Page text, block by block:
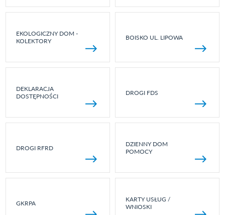
EKOLOGICZNY DOM -
KOLEKTORY
BOISKO UL. LIPOWA
DEKLARACJA
DOSTĘPNOŚCI
DROGI FDS
DROGI RFRD
DZIENNY DOM
POMOCY
GKRPA
KARTY USŁUG /
WNIOSKI